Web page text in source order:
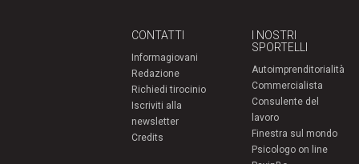
CONTATTI
Informagiovani
Redazione
Richiedi tirocinio
Iscriviti alla
newsletter
Credits
I NOSTRI
SPORTELLI
Autoimprenditorialità
Commercialista
Consulente del
lavoro
Finestra sul mondo
Psicologo on line